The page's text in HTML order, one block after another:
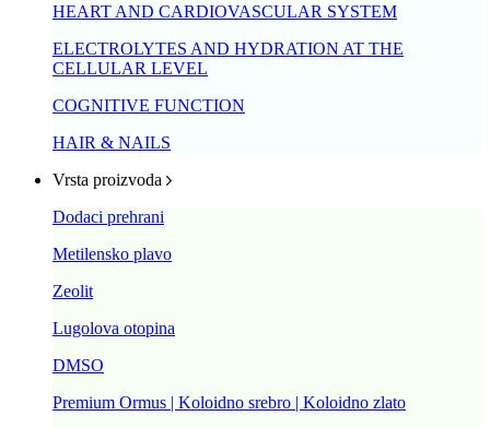
HEART AND CARDIOVASCULAR SYSTEM
ELECTROLYTES AND HYDRATION AT THE
CELLULAR LEVEL
COGNITIVE FUNCTION
HAIR & NAILS
Vrsta proizvoda
Dodaci prehrani
Metilensko plavo
Zeolit
Lugolova otopina
DMSO
Premium Ormus | Koloidno srebro | Koloidno zlato